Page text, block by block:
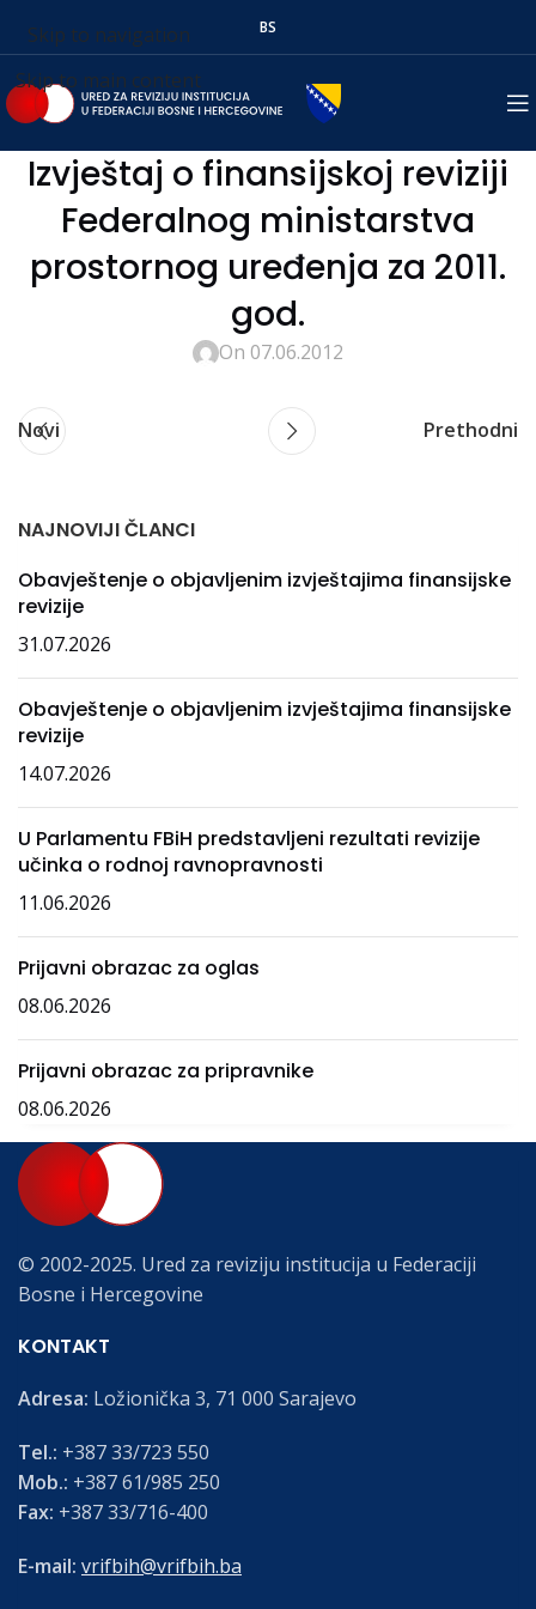
Skip to navigation
Skip to main content
BS
Izvještaj o finansijskoj reviziji
Federalnog ministarstva
prostornog uređenja za 2011.
god.
On 07.06.2012
Novi Prethodni
NAJNOVIJI ČLANCI
Obavještenje o objavljenim izvještajima finansijske
revizije
31.07.2026
Obavještenje o objavljenim izvještajima finansijske
revizije
14.07.2026
U Parlamentu FBiH predstavljeni rezultati revizije
učinka o rodnoj ravnopravnosti
11.06.2026
Prijavni obrazac za oglas
08.06.2026
Prijavni obrazac za pripravnike
08.06.2026
© 2002-2025. Ured za reviziju institucija u Federaciji
Bosne i Hercegovine
KONTAKT
Adresa: Ložionička 3, 71 000 Sarajevo
Tel.: +387 33/723 550
Mob.: +387 61/985 250
Fax: +387 33/716-400
E-mail: vrifbih@vrifbih.ba